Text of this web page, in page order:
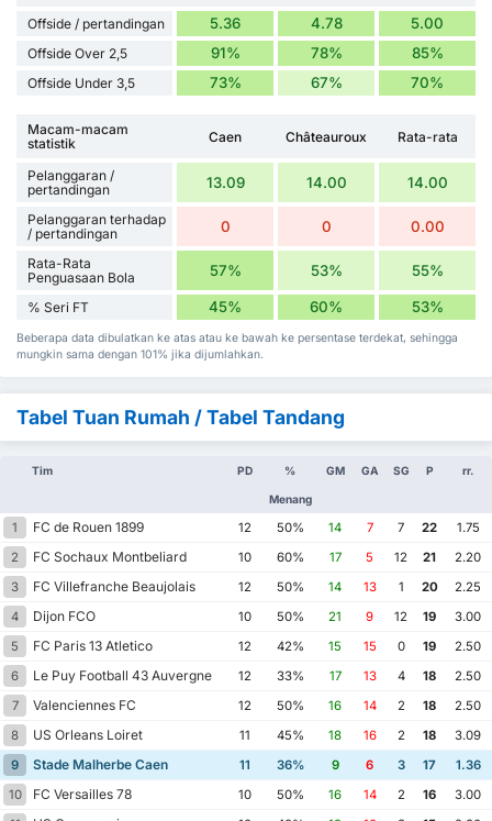
Offside / pertandingan
5.36 4.78 5.00
Offside Over 2,5 91% 78% 85%
Offside Under 3,5 73% 67% 70%
Macam-macam
statistik
Caen Châteauroux Rata-rata
Pelanggaran /
pertandingan
13.09 14.00 14.00
Pelanggaran terhadap
/ pertandingan
0 0 0.00
Rata-Rata
Penguasaan Bola
57% 53% 55%
% Seri FT 45% 60% 53%
Beberapa data dibulatkan ke atas atau ke bawah ke persentase terdekat, sehingga
mungkin sama dengan 101% jika dijumlahkan.
Tabel Tuan Rumah / Tabel Tandang
Tim PD %
Menang
GM GA SG P rr.
1 FC de Rouen 1899 12 50% 14 7 7 22
1.75
2
FC Sochaux Montbeliard 10 60% 17 5 12 21
2.20
3
FC Villefranche Beaujolais 12 50% 14 13 1 20
2.25
4
Dijon FCO 10 50% 21 9 12 19
3.00
5
FC Paris 13 Atletico 12 42% 15 15 0 19
2.50
6
Le Puy Football 43 Auvergne 12 33% 17 13 4 18
2.50
7
Valenciennes FC 12 50% 16 14 2 18
2.50
8
US Orleans Loiret 11 45% 18 16 2 18
3.09
9
Stade Malherbe Caen 11 36% 9 6 3 17
1.36
10
FC Versailles 78 10 50% 16 14 2 16
3.00